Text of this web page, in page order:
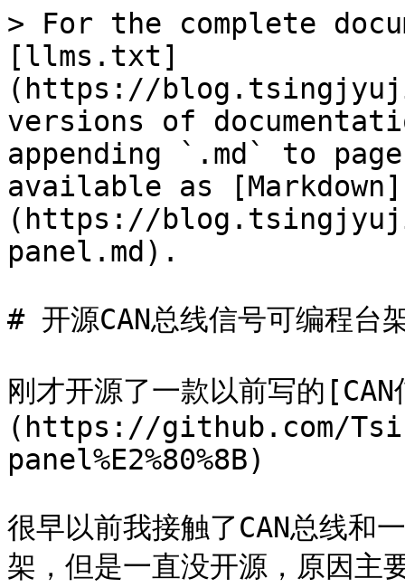
> For the complete
[llms.txt]
(https://
versions of
appending `.md` to
available as [Markdown]
(https://
panel.md).
# 开源CAN总线信号可编程台
刚才开源了一款以前写的
(https://github.com/
panel%E2%80%8B)
很早以前我接触了CAN总线和
架，但是一直没开源，原因主